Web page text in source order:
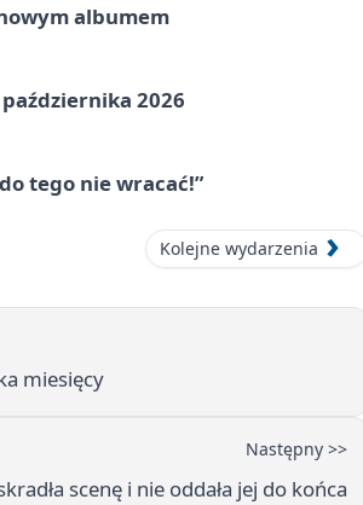
albumem
2026
tego nie wracać!”
Kolejne wydarzenia
miesięcy
Następny >>
scenę i nie oddała jej do końca